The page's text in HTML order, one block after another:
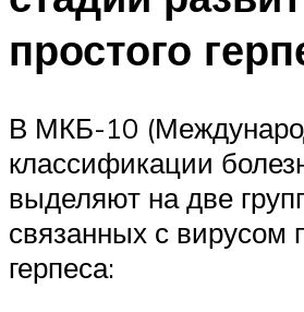
простого
В МКБ-10
классификации
выделяют на две
связанных с вирусом
герпеса: